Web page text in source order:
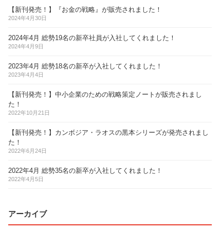
【新刊発売！】『お金の戦略』が販売されました！
2024年4月30日
2024年4月 総勢19名の新卒社員が入社してくれました！
2024年4月9日
2023年4月 総勢18名の新卒が入社してくれました！
2023年4月4日
【新刊発売！】中小企業のための戦略策定ノートが販売されまし
た！
2022年10月21日
【新刊発売！】カンボジア・ラオスの黒本シリーズが発売されまし
た！
2022年6月24日
2022年4月 総勢35名の新卒が入社してくれました！
2022年4月5日
アーカイブ